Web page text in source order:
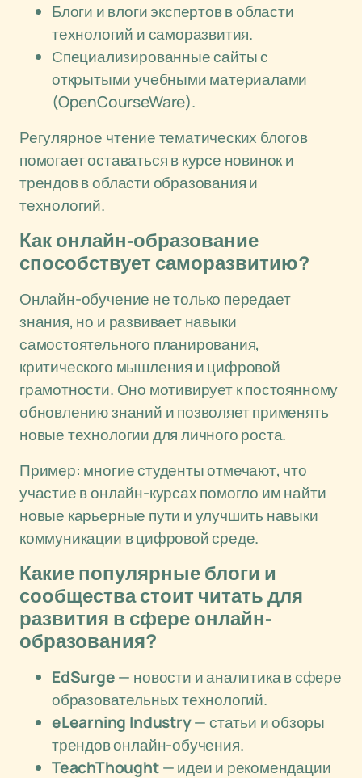
Блоги и влоги экспертов в области
технологий и саморазвития.
Специализированные сайты с
открытыми учебными материалами
(OpenCourseWare).
Регулярное чтение тематических блогов
помогает оставаться в курсе новинок и
трендов в области образования и
технологий.
Как онлайн-образование
способствует саморазвитию?
Онлайн-обучение не только передает
знания, но и развивает навыки
самостоятельного планирования,
критического мышления и цифровой
грамотности. Оно мотивирует к постоянному
обновлению знаний и позволяет применять
новые технологии для личного роста.
Пример: многие студенты отмечают, что
участие в онлайн-курсах помогло им найти
новые карьерные пути и улучшить навыки
коммуникации в цифровой среде.
Какие популярные блоги и
сообщества стоит читать для
развития в сфере онлайн-
образования?
EdSurge— новости и аналитика в сфере
образовательных технологий.
eLearning Industry— статьи и обзоры
трендов онлайн-обучения.
TeachThought— идеи и рекомендации